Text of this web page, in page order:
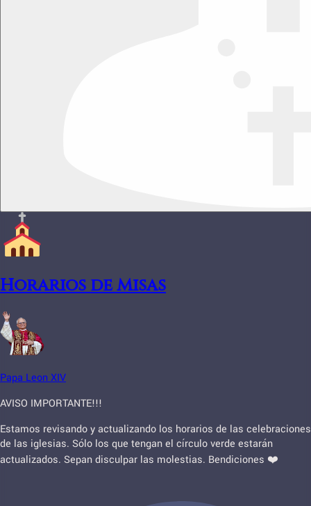
Horarios de Misas
Papa Leon XIV
AVISO IMPORTANTE!!!
Estamos revisando y actualizando los horarios de las celebraciones
de las iglesias. Sólo los que tengan el círculo verde estarán
actualizados. Sepan disculpar las molestias. Bendiciones ❤️